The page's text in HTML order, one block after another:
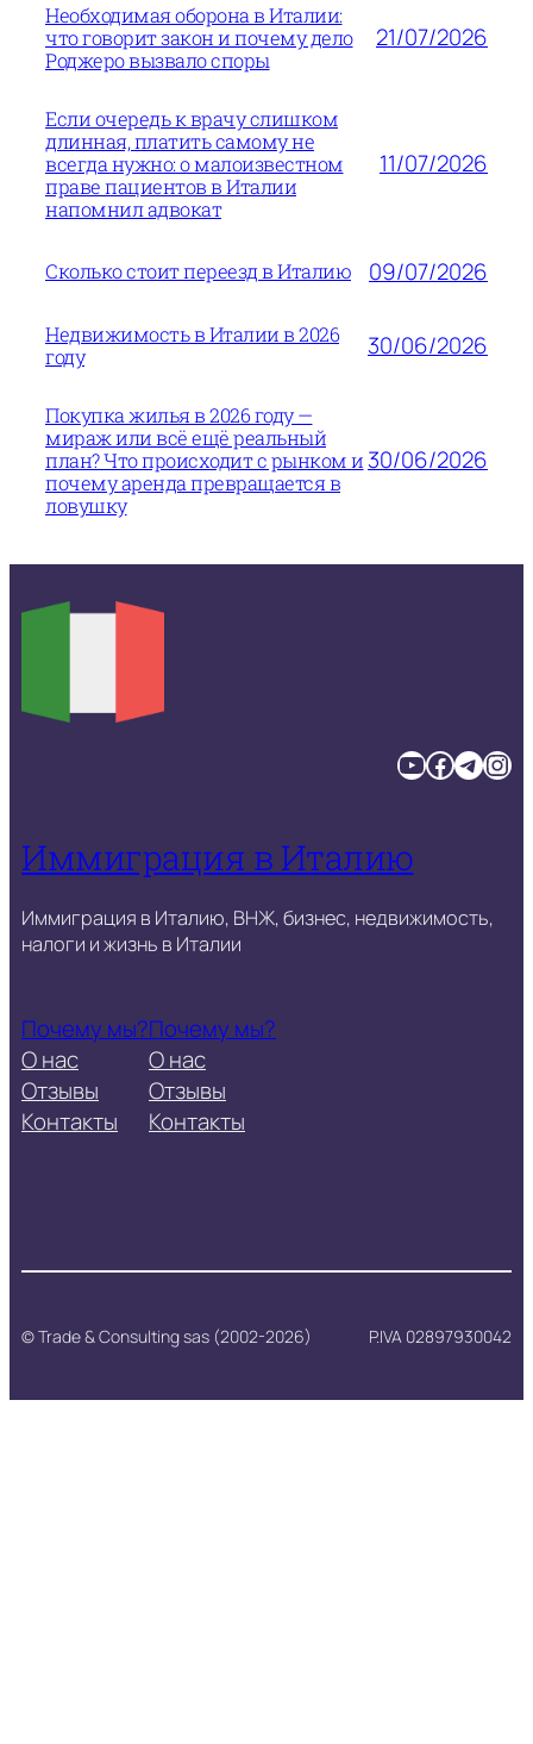
Необходимая оборона в Италии:
что говорит закон и почему дело
Роджеро вызвало споры
21/07/2026
Если очередь к врачу слишком
длинная, платить самому не
всегда нужно: о малоизвестном
праве пациентов в Италии
напомнил адвокат
11/07/2026
Сколько стоит переезд в Италию 09/07/2026
Недвижимость в Италии в 2026
году
30/06/2026
Покупка жилья в 2026 году —
мираж или всё ещё реальный
план? Что происходит с рынком и
почему аренда превращается в
ловушку
30/06/2026
YouTube Facebook TelegramInstagram
Иммиграция в Италию
Иммиграция в Италию, ВНЖ, бизнес, недвижимость,
налоги и жизнь в Италии
Почему мы?
О нас
Отзывы
Контакты
Почему мы?
О нас
Отзывы
Контакты
© Trade & Consulting sas (2002-2026) P.IVA 02897930042